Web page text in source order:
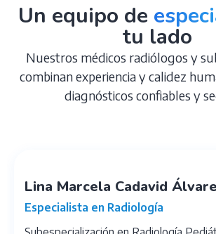
Un equipo de
tu lado
Nuestros médicos radiólogos y
combinan experiencia y calidez
diagnósticos confiables y
Lina Marcela Cadavid
Especialista en Radiología